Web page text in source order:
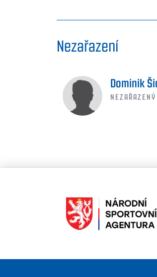
Nezařazení
Dominik
NEZAŘAZENÝ